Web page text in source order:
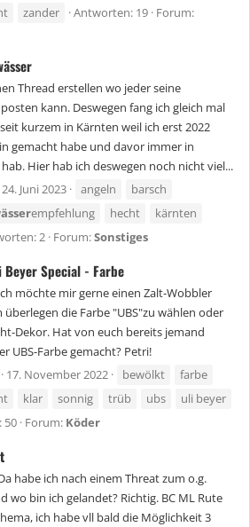
zander Antworten: 19 Forum:
Thread erstellen wo jeder seine
kann. Deswegen fang ich gleich mal
kurzem in Kärnten weil ich erst 2022
gemacht habe und davor immer in
Hier hab ich deswegen noch nicht viel...
24. Juni 2023 angeln
barsch
empfehlung hecht
kärnten
2 Forum:Sonstiges
Beyer Special - Farbe
möchte mir gerne einen Zalt-Wobbler
die Farbe "UBS"zu wählen oder
Dekor. Hat von euch bereits jemand
UBS-Farbe gemacht? Petri!
17. November 2022 bewölkt
farbe
klar sonnig trüb ubs
uli beyer
50 Forum: Köder
habe ich nach einem Threat zum o.g.
wo bin ich gelandet? Richtig. BC ML Rute
ich habe vll bald die Möglichkeit 3